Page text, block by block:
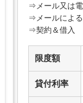
⇒メール又は
⇒メールによ
⇒契約＆借入
限度額
貸付利率